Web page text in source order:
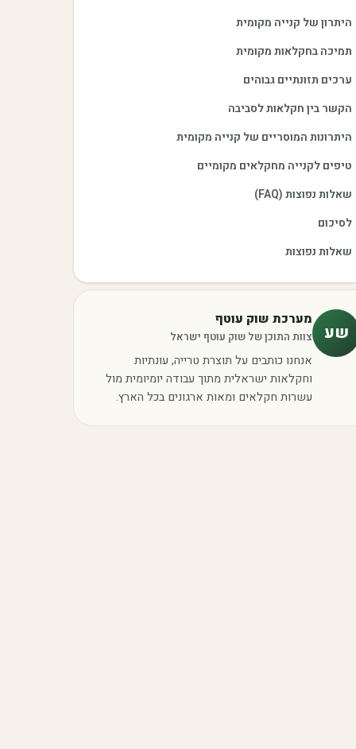
היתרון של קנייה מקומית
תמיכה בחקלאות מקומית
ערכים תזונתיים גבוהים
הקשר בין חקלאות לסביבה
היתרונות המוסריים של קנייה מקומית
טיפים לקנייה מחקלאים מקומיים
שאלות נפוצות (FAQ)
לסיכום
שאלות נפוצות
שע
מערכת שוק עוטף
צוות התוכן של שוק עוטף ישראל
אנחנו כותבים על תוצרת טרייה, עונתיות
וחקלאות ישראלית מתוך עבודה יומיומית מול
עשרות חקלאים ומאות ארגונים בכל הארץ.